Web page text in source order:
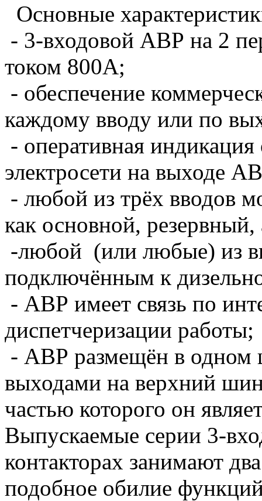
Основные
- 3-входовой АВР на 2
током 800А;
- обеспечение
каждому вводу или по
- оперативная
электросети на выходе
- любой из трёх вводов
как основной,
-любой (или любые) из
подключённым к
- АВР имеет связь по
диспетчеризации работы;
- АВР размещён в одном
выходами на верхний
частью которого он
Выпускаемые серии 3-
контакторах занимают
подобное обилие